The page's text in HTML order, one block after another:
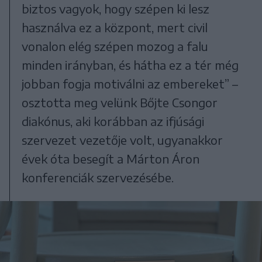
biztos vagyok, hogy szépen ki lesz
használva ez a központ, mert civil
vonalon elég szépen mozog a falu
minden irányban, és hátha ez a tér még
jobban fogja motiválni az embereket” –
osztotta meg velünk Bőjte Csongor
diakónus, aki korábban az ifjúsági
szervezet vezetője volt, ugyanakkor
évek óta besegít a Márton Áron
konferenciák szervezésébe.